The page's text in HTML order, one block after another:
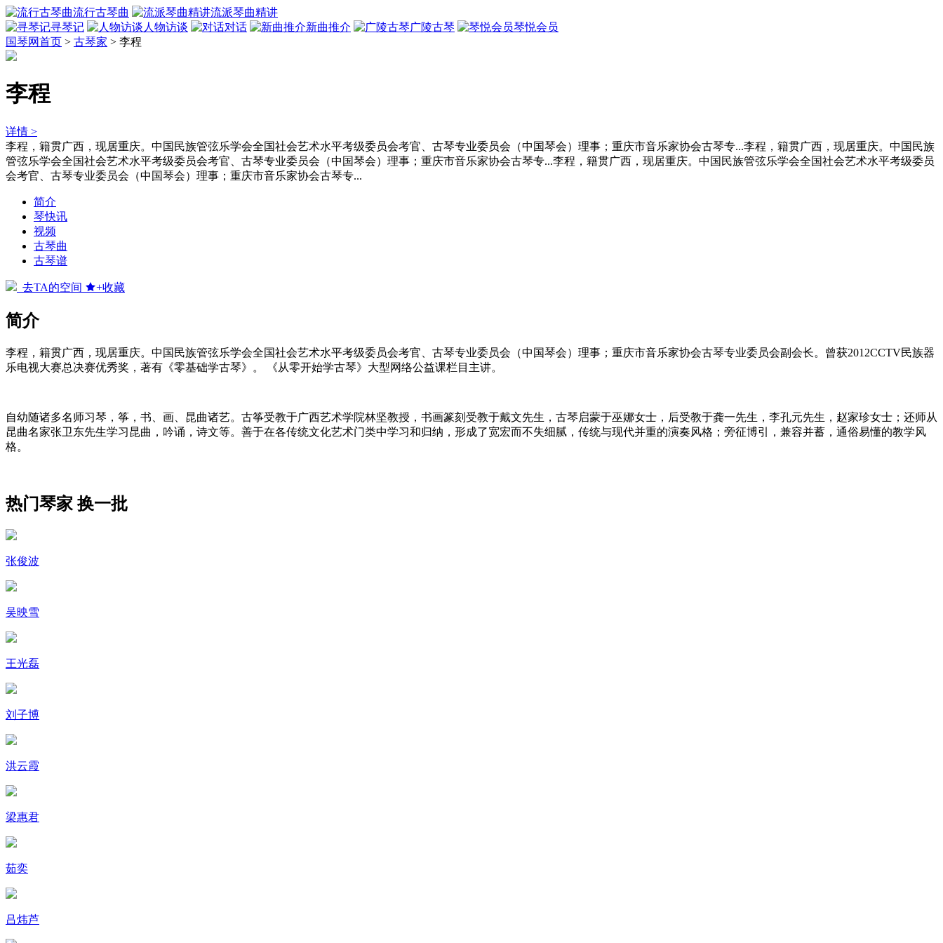
流行古琴曲
流派琴曲精讲
寻琴记
人物访谈 对话 新曲推介 广陵古琴
琴悦会员
国琴网首页 > 古琴家 > 李程
李程
详情 >
李程，籍贯广西，现居重庆。中国民族管弦乐学会全国社会艺术水平考级委员会考官、古琴专业委员会（中国琴会）理事；重庆市音乐家协会古琴专...李程，籍贯广西，现居重庆。中国民族
管弦乐学会全国社会艺术水平考级委员会考官、古琴专业委员会（中国琴会）理事；重庆市音乐家协会古琴专...李程，籍贯广西，现居重庆。中国民族管弦乐学会全国社会艺术水平考级委员
会考官、古琴专业委员会（中国琴会）理事；重庆市音乐家协会古琴专...
简介
琴快讯
视频
古琴曲
古琴谱
去TA的空间 +收藏
简介
李程，籍贯广西，现居重庆。中国民族管弦乐学会全国社会艺术水平考级委员会考官、古琴专业委员会（中国琴会）理事；重庆市音乐家协会古琴专业委员会副会长。曾获2012CCTV民族器
乐电视大赛总决赛优秀奖，著有《零基础学古琴》。 《从零开始学古琴》大型网络公益课栏目主讲。
自幼随诸多名师习琴，筝，书、画、昆曲诸艺。古筝受教于广西艺术学院林坚教授，书画篆刻受教于戴文先生，古琴启蒙于巫娜女士，后受教于龚一先生，李孔元先生，赵家珍女士；还师从
昆曲名家张卫东先生学习昆曲，吟诵，诗文等。善于在各传统文化艺术门类中学习和归纳，形成了宽宏而不失细腻，传统与现代并重的演奏风格；旁征博引，兼容并蓄，通俗易懂的教学风
格。
热门琴家换一批
张俊波
吴映雪
王光磊
刘子博
洪云霞
梁惠君
茹奕
吕炜芦